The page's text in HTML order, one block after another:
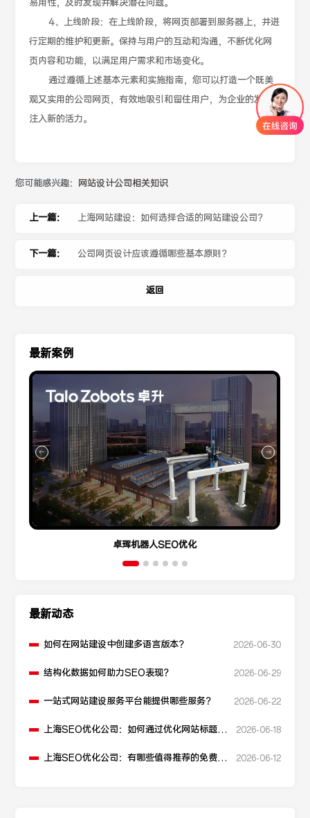
易用性，及时发现并解决潜在问题。
4、上线阶段：在上线阶段，将网页部署到服务器上，并进
行定期的维护和更新。保持与用户的互动和沟通，不断优化网
页内容和功能，以满足用户需求和市场变化。
通过遵循上述基本元素和实施指南，您可以打造一个既美
观又实用的公司网页，有效地吸引和留住用户，为企业的发展
注入新的活力。
您可能感兴趣： 网站设计公司相关知识
上一篇： 上海网站建设：如何选择合适的网站建设公司？
下一篇： 公司网页设计应该遵循哪些基本原则？
返回
最新案例
卓珲机器人SEO优化
最新动态
如何在网站建设中创建多语言版本？ 2026-06-30
结构化数据如何助力SEO表现？ 2026-06-29
一站式网站建设服务平台能提供哪些服务？ 2026-06-22
上海SEO优化公司：如何通过优化网站标题提
2026-06-18
上海SEO优化公司：有哪些值得推荐的免费
2026-06-12